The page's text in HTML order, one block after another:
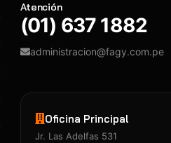
Atención
(01) 637 1882
administracion@fagy.com.pe
Oficina Principal
Jr. Las Adelfas 531